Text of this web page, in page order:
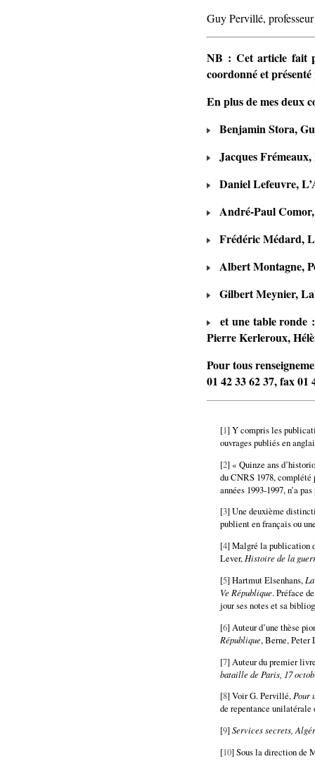
Guy Pervillé,
NB : Cet article fait
coordonné et
En plus de mes deux
Benjamin Stora,
Jacques
Daniel Lefeuvre,
André-Paul
Frédéric Médard,
Albert Montagne,
Gilbert Meynier,
et une table ronde
Pierre Kerleroux,
Pour tous
01 42 33 62 37, fax 01
[1] Y compris les
ouvrages publiés en
[2] « Quinze ans
du CNRS 1978,
années 1993-1997, n’a
[3] Une deuxième
publient en français ou
[4] Malgré la publication
Lever,Histoire de la
[5] Hartmut Elsenhans,
Ve République. Préface
jour ses notes et sa
[6] Auteur d’une thèse
République, Berne, Peter
[7] Auteur du premier
bataille de Paris, 17
[8] Voir G. Pervillé,Pour
de repentance
[9]Services secrets,
[10] Sous la direction de